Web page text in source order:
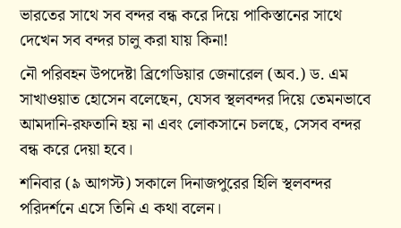
ভারতের সাথে সব বন্দর বন্ধ করে দিয়ে পাকিস্তানের সাথে
দেখেন সব বন্দর চালু করা যায় কিনা!
নৌ পরিবহন উপদেষ্টা ব্রিগেডিয়ার জেনারেল (অব.) ড. এম
সাখাওয়াত হোসেন বলেছেন, যেসব স্থলবন্দর দিয়ে তেমনভাবে
আমদানি-রফতানি হয় না এবং লোকসানে চলছে, সেসব বন্দর
বন্ধ করে দেয়া হবে।
শনিবার (৯ আগস্ট) সকালে দিনাজপুরের হিলি স্থলবন্দর
পরিদর্শনে এসে তিনি এ কথা বলেন।